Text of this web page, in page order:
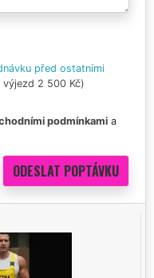
před ostatními
2 500 Kč)
podmínkami a